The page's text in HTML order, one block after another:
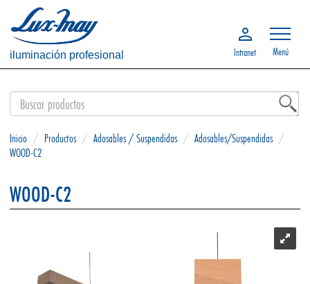
iluminación profesional Intranet Menú
Inicio / Productos / Adosables / Suspendidas / Adosables/Suspendidas /
WOOD-C2
WOOD-C2